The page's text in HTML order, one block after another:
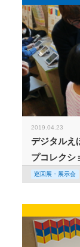
2019.04.23
デジタルえ
プコレクシ
巡回展・展示会